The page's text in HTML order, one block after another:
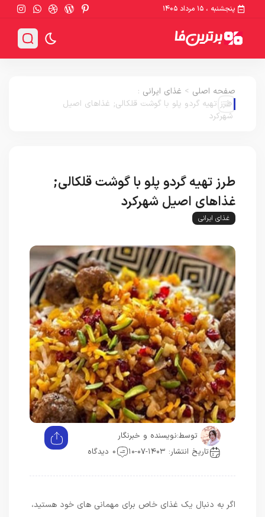
پنجشنبه ، ۱۵ مرداد ۱۴۰۵
صفحه اصلی > غذای ایرانی
طرز تهیه گردو پلو با گوشت قلکالی; غذاهای اصیل
طرز تهیه گردو پلو با گوشت قلکالی;
غذاهای اصیل شهرکرد
غذای ایرانی
توسط: نویسنده و خبرنگار
تاریخ انتشار: ۱۴۰۳-۰۷-۱۰
0 دیدگاه
اگر به دنبال یک غذای خاص برای مهمانی های خود هستید،